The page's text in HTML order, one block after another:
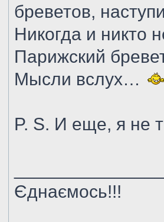
бреветов,
Никогда и никто
Парижский
Мысли вслух…
P. S. И еще, я не
Єднаємось!!!